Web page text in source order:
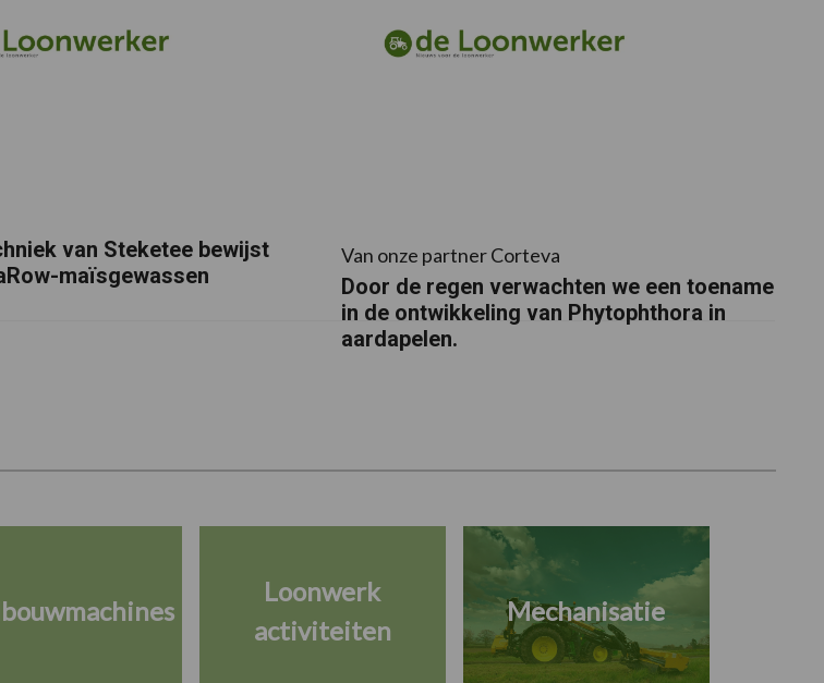
van Steketee bewijst
maïsgewassen
Van onze partner Corteva
Door de regen verwachten we een toename
in de ontwikkeling van Phytophthora in
aardapelen.
Loonwerk
activiteiten
Mechanisatie